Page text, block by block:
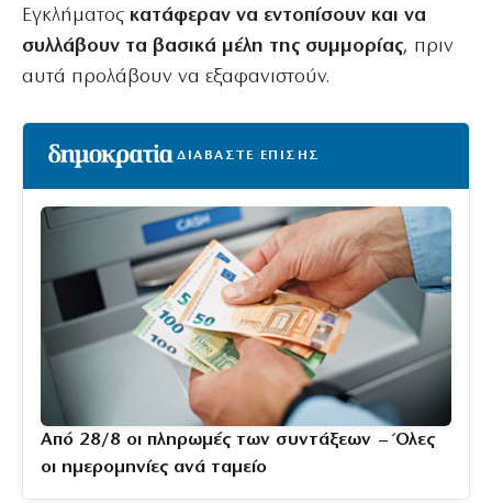
Εγκλήματος κατάφεραν να εντοπίσουν και να
συλλάβουν τα βασικά μέλη της συμμορίας, πριν
αυτά προλάβουν να εξαφανιστούν.
ΔΙΑΒΑΣΤΕ ΕΠΙΣΗΣ
Από 28/8 οι πληρωμές των συντάξεων – Όλες
οι ημερομηνίες ανά ταμείο